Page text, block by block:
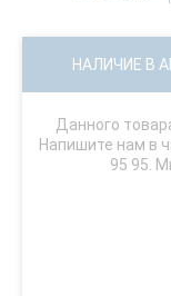
НАЛИЧИЕ В
Данного
Напишите нам в
95 95.